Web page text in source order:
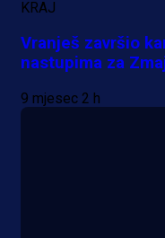
KRAJ
Vranješ završio
nastupima za
9 mjesec 2 h